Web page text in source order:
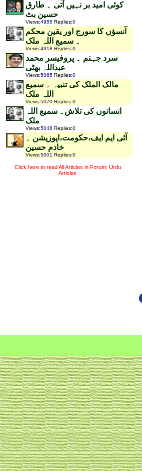
کوئی امید بر نہیں آتی ۔ طارق
حسین بٹ
Views:4955 Replies:0
آنسؤں کا سورج اور یقین محکم
۔ سمیع اللہ ملک
Views:4918 Replies:0
سرد جہنم ۔ پروفیسر محمد
عبداللہ بھٹی
Views:5065 Replies:0
مالک الملک کی تنبیہ ۔ سمیع
اللہ ملک
Views:5070 Replies:0
انسانوں کی تلاش۔ سمیع اللہ
ملک
Views:5046 Replies:0
آئی ایم ایف،حکومت،اپوزیشن ۔
خادم حسین
Views:5001 Replies:0
Click here to read All Articles in Forum: Urdu
Articles